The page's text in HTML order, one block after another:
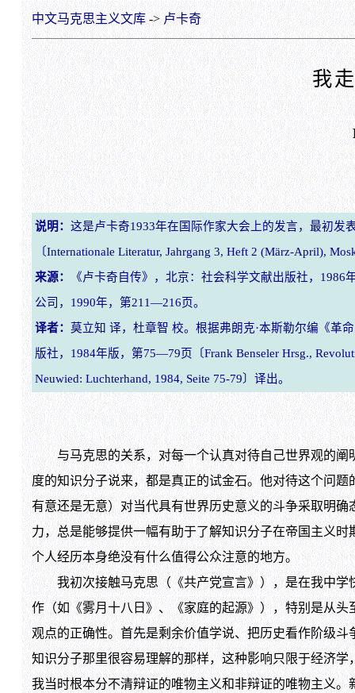
中文马克思主义文库-> 卢卡奇
我
说明： 这是卢卡奇1933年在国际作家大会上的发言，最初
〔Internationale Literatur, Jahrgang 3, Heft 2 (März-April),
来源：
《卢卡奇自传》，北京：社会科学文献出版社，
公司，1990年，第211—216页。
译者： 莫立知 译，杜章智 校。根据弗朗克·本斯勒尔编《
版社，1984年版，第75—79页〔Frank Benseler Hrsg.,
Neuwied: Luchterhand, 1984, Seite 75-79〕译出。
与马克思的关系，对每一个认真对待自己世界观的阐
度的知识分子说来，都是真正的试金石。他对待这个问
有意还是无意）对当代具有世界历史意义的斗争采取明
力，总是能够提供一幅有助于了解知识分子在帝国主
个人经历本身绝没有什么值得公众注意的地方。
我初次接触马克思（《共产党宣言》），是在我中学
作（如《雾月十八日》、《家庭的起源》），特别是从
观点的正确性。首先是剩余价值学说、把历史看作阶级
知识分子那里很容易理解的那样，这种影响只限于经济
我当时根本分不清辩证的唯物主义和非辩证的唯物主义